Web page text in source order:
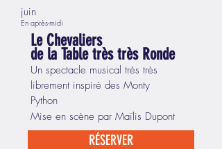
juin
En après-midi
Le Chevaliers
de la Table très très Ronde
Un spectacle musical très très
librement inspiré des Monty
Python
Mise en scène par Maïlis Dupont
RÉSERVER